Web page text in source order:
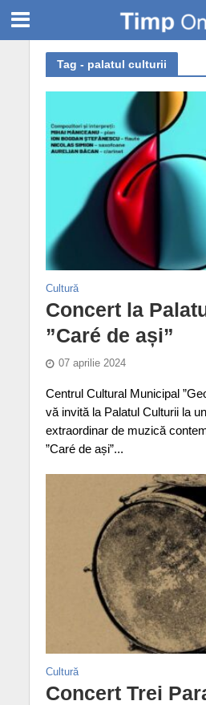
Tag - palatul culturii
Cultură
Concert la
”Caré de ași”
07 aprilie 2024
Centrul Cultural Municipal
vă invită la Palatul Culturii la
extraordinar de muzică
”Caré de ași”...
Cultură
Concert Trei